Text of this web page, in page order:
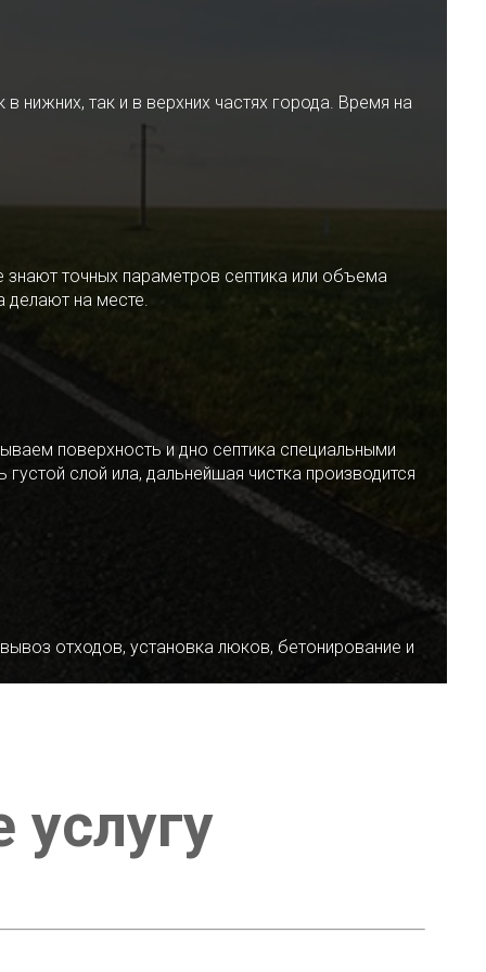
так и в верхних частях города. Время на
точных параметров септика или объема
делают на месте.
поверхность и дно септика специальными
слой ила, дальнейшая чистка производится
отходов, установка люков, бетонирование и
услугу